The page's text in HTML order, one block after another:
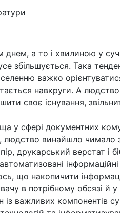
а то і хвилиною у
збільшується. Така
важко
навкруги. А
своє існування,
у сфері документних
людство винайшло чимало
друкарський верстат і
що накопичити
в потрібному обсязі й у
із важливих компонентів